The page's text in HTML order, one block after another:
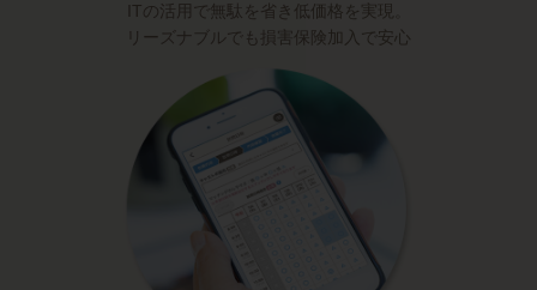
ITの活用で無駄を省き低価格を実現。
リーズナブルでも損害保険加入で安心